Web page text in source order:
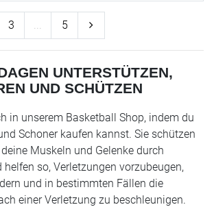
3 ... 5
UNTERSTÜTZEN,
UND SCHÜTZEN
in unserem Basketball Shop, indem du
Schoner kaufen kannst. Sie schützen
Muskeln und Gelenke durch
so, Verletzungen vorzubeugen,
und in bestimmten Fällen die
einer Verletzung zu beschleunigen.